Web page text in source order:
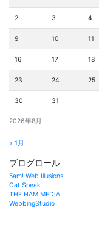
2026年8月
2 3 4
9 10 11
16 17 18
23 24 25
30 31
« 1月
ブログロール
5am! Web Illusions
Cat Speak
THE HAM MEDIA
WebbingStudio